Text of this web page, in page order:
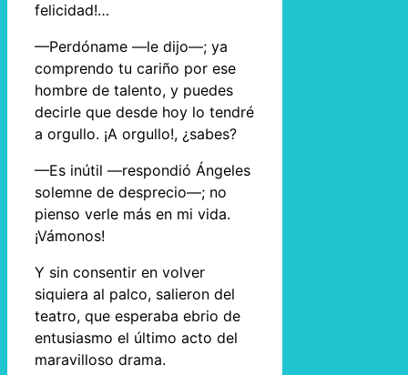
felicidad!…
—Perdóname —le dijo—; ya
comprendo tu cariño por ese
hombre de talento, y puedes
decirle que desde hoy lo tendré
a orgullo. ¡A orgullo!, ¿sabes?
—Es inútil —respondió Ángeles
solemne de desprecio—; no
pienso verle más en mi vida.
¡Vámonos!
Y sin consentir en volver
siquiera al palco, salieron del
teatro, que esperaba ebrio de
entusiasmo el último acto del
maravilloso drama.